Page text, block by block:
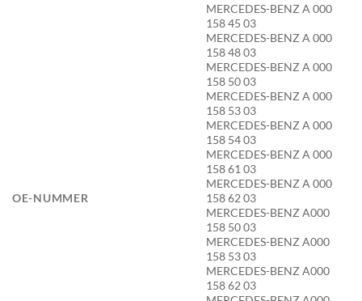
OE-NUMMER
MERCEDES-BENZ A 000
158 45 03
MERCEDES-BENZ A 000
158 48 03
MERCEDES-BENZ A 000
158 50 03
MERCEDES-BENZ A 000
158 53 03
MERCEDES-BENZ A 000
158 54 03
MERCEDES-BENZ A 000
158 61 03
MERCEDES-BENZ A 000
158 62 03
MERCEDES-BENZ A000
158 50 03
MERCEDES-BENZ A000
158 53 03
MERCEDES-BENZ A000
158 62 03